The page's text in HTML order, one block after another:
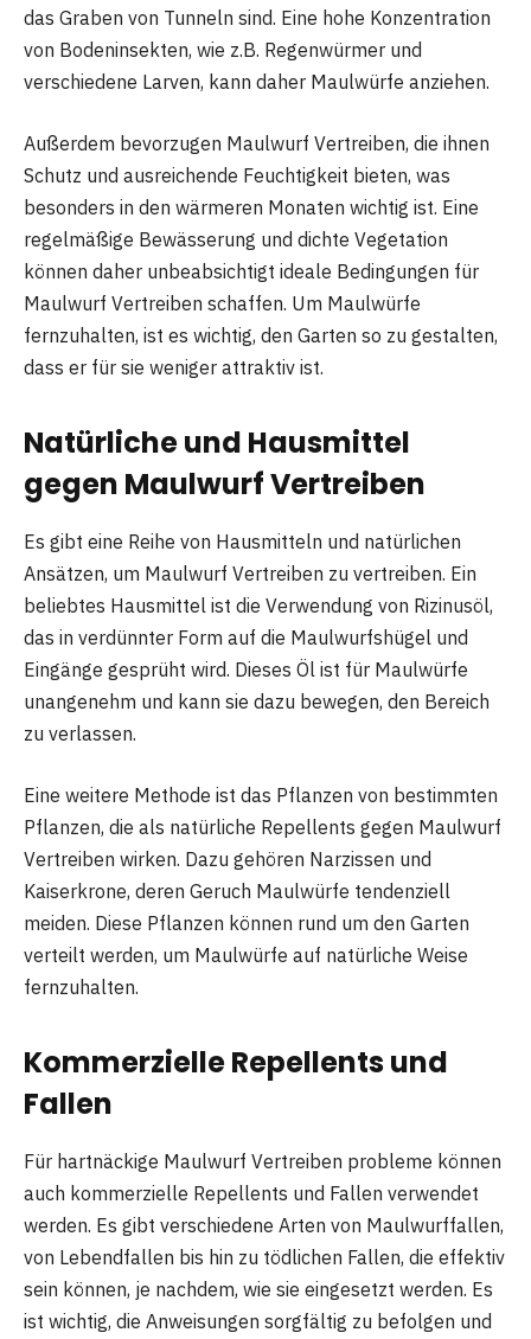
das Graben von Tunneln sind. Eine hohe Konzentration
von Bodeninsekten, wie z.B. Regenwürmer und
verschiedene Larven, kann daher Maulwürfe anziehen.
Außerdem bevorzugen Maulwurf Vertreiben, die ihnen
Schutz und ausreichende Feuchtigkeit bieten, was
besonders in den wärmeren Monaten wichtig ist. Eine
regelmäßige Bewässerung und dichte Vegetation
können daher unbeabsichtigt ideale Bedingungen für
Maulwurf Vertreiben schaffen. Um Maulwürfe
fernzuhalten, ist es wichtig, den Garten so zu gestalten,
dass er für sie weniger attraktiv ist.
Natürliche und Hausmittel
gegen Maulwurf Vertreiben
Es gibt eine Reihe von Hausmitteln und natürlichen
Ansätzen, um Maulwurf Vertreiben zu vertreiben. Ein
beliebtes Hausmittel ist die Verwendung von Rizinusöl,
das in verdünnter Form auf die Maulwurfshügel und
Eingänge gesprüht wird. Dieses Öl ist für Maulwürfe
unangenehm und kann sie dazu bewegen, den Bereich
zu verlassen.
Eine weitere Methode ist das Pflanzen von bestimmten
Pflanzen, die als natürliche Repellents gegen Maulwurf
Vertreiben wirken. Dazu gehören Narzissen und
Kaiserkrone, deren Geruch Maulwürfe tendenziell
meiden. Diese Pflanzen können rund um den Garten
verteilt werden, um Maulwürfe auf natürliche Weise
fernzuhalten.
Kommerzielle Repellents und
Fallen
Für hartnäckige Maulwurf Vertreiben probleme können
auch kommerzielle Repellents und Fallen verwendet
werden. Es gibt verschiedene Arten von Maulwurffallen,
von Lebendfallen bis hin zu tödlichen Fallen, die effektiv
sein können, je nachdem, wie sie eingesetzt werden. Es
ist wichtig, die Anweisungen sorgfältig zu befolgen und